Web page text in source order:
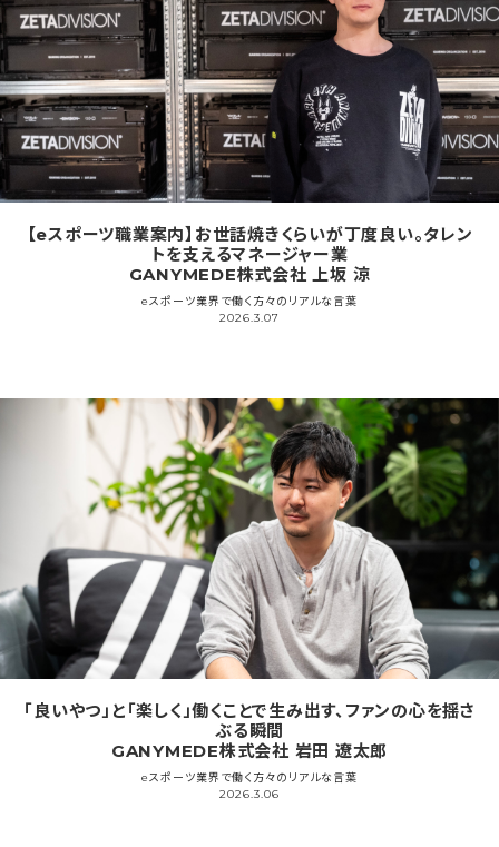
【eスポーツ職業案内】お世話焼きくらいが丁度良い。タレン
トを支えるマネージャー業
GANYMEDE株式会社 上坂 涼
eスポーツ業界で働く方々のリアルな言葉
2026.3.07
「良いやつ」と「楽しく」働くことで生み出す、ファンの心を揺さ
ぶる瞬間
GANYMEDE株式会社 岩田 遼太郎
eスポーツ業界で働く方々のリアルな言葉
2026.3.06